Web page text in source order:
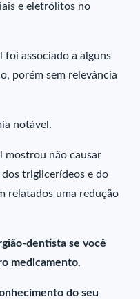
e eletrólitos no
foi associado a alguns
porém sem relevância
notável.
mostrou não causar
triglicerídeos e do
relatados uma redução
dentista se você
medicamento.
do seu